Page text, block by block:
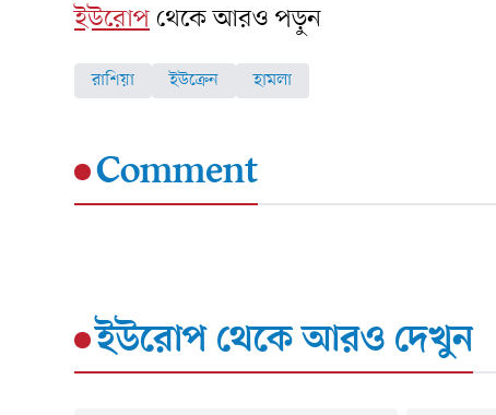
ইউরোপথেকে আরও পড়ুন
রাশিয়া ইউক্রেন হামলা
Comment
ইউরোপথেকে আরও দেখুন